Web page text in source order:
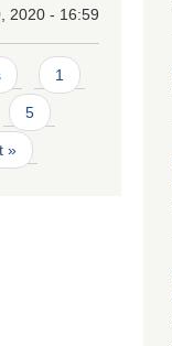
2020 - 16:59
1
5
»